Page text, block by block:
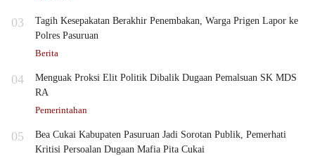
03
Tagih Kesepakatan Berakhir Penembakan, Warga Prigen Lapor ke
Polres Pasuruan
Berita
04
Menguak Proksi Elit Politik Dibalik Dugaan Pemalsuan SK MDS
RA
Pemerintahan
05
Bea Cukai Kabupaten Pasuruan Jadi Sorotan Publik, Pemerhati
Kritisi Persoalan Dugaan Mafia Pita Cukai